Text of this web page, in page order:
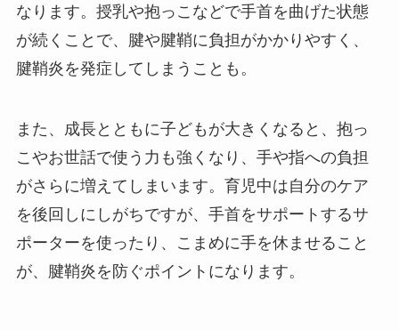
なります。授乳や抱っこなどで手首を曲げた状態
が続くことで、腱や腱鞘に負担がかかりやすく、
腱鞘炎を発症してしまうことも。
また、成長とともに子どもが大きくなると、抱っ
こやお世話で使う力も強くなり、手や指への負担
がさらに増えてしまいます。育児中は自分のケア
を後回しにしがちですが、手首をサポートするサ
ポーターを使ったり、こまめに手を休ませること
が、腱鞘炎を防ぐポイントになります。